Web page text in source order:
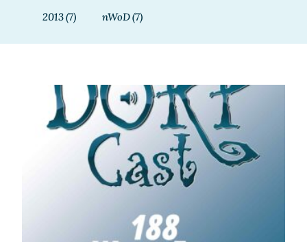
2013(7) nWoD(7)
DORPCast 188: Wie im Film –
über cinematisches
Rollenspiel